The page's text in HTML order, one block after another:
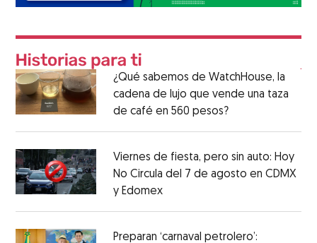
¿Qué sabemos de WatchHouse, la
cadena de lujo que vende una taza
de café en 560 pesos?
Viernes de fiesta, pero sin auto: Hoy
No Circula del 7 de agosto en CDMX
y Edomex
Preparan ‘carnaval petrolero’: